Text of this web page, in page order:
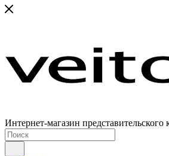
Интернет-магазин представительского